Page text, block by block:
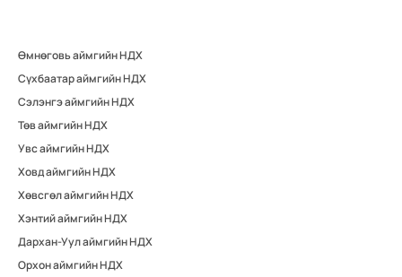
Өмнөговь аймгийн НДХ
Сүхбаатар аймгийн НДХ
Сэлэнгэ аймгийн НДХ
Төв аймгийн НДХ
Увс аймгийн НДХ
Ховд аймгийн НДХ
Хөвсгөл аймгийн НДХ
Хэнтий аймгийн НДХ
Дархан-Уул аймгийн НДХ
Орхон аймгийн НДХ